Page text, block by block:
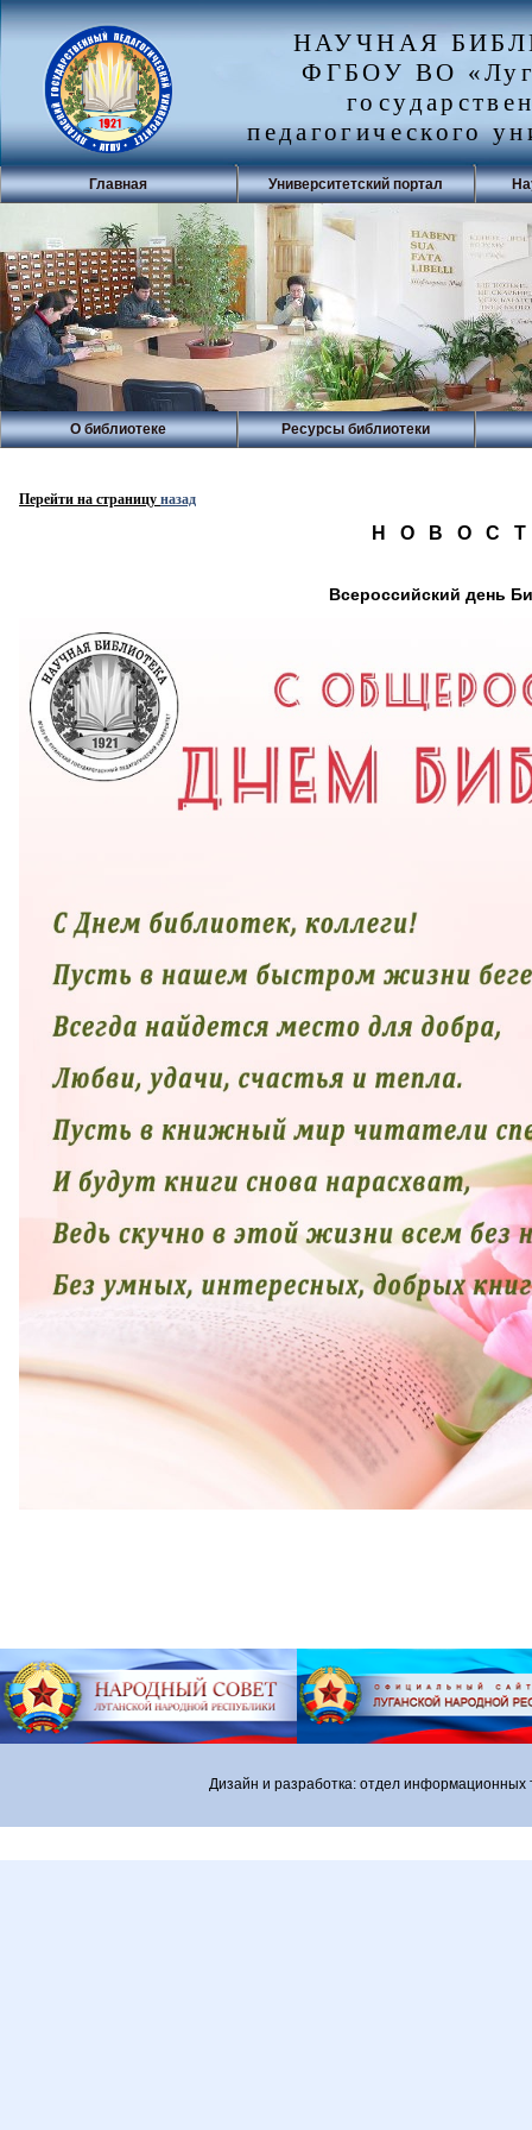
НАУЧНАЯ
ФГБОУ ВО
педагогического
Главная Университетский портал
О библиотеке Ресурсы библиотеки
Перейти на страницу назад
Н О В О С
Всероссийский день
Дизайн и разработка: отдел информационных